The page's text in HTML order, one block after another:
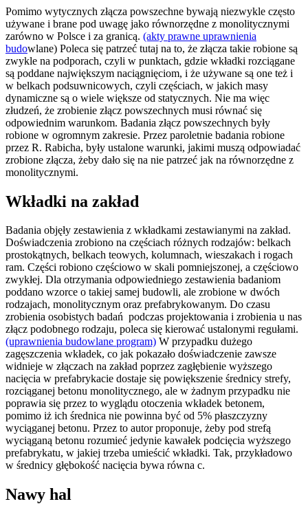
Pomimo wytycznych złącza powszechne bywają niezwykle często
używane i brane pod uwagę jako równorzędne z monolitycznymi
zarówno w Polsce i za granicą. (akty prawne uprawnienia
budowlane) Poleca się patrzeć tutaj na to, że złącza takie robione są
zwykle na podporach, czyli w punktach, gdzie wkładki rozciągane
są poddane największym naciągnięciom, i że używane są one też i
w belkach podsuwnicowych, czyli częściach, w jakich masy
dynamiczne są o wiele większe od statycznych. Nie ma więc
złudzeń, że zrobienie złącz powszechnych musi równać się
odpowiednim warunkom. Badania złącz powszechnych były
robione w ogromnym zakresie. Przez paroletnie badania robione
przez R. Rabicha, były ustalone warunki, jakimi muszą odpowiadać
zrobione złącza, żeby dało się na nie patrzeć jak na równorzędne z
monolitycznymi.
Wkładki na zakład
Badania objęły zestawienia z wkładkami zestawianymi na zakład.
Doświadczenia zrobiono na częściach różnych rodzajów: belkach
prostokątnych, belkach teowych, kolumnach, wieszakach i rogach
ram. Części robiono częściowo w skali pomniejszonej, a częściowo
zwykłej. Dla otrzymania odpowiedniego zestawienia badaniom
poddano wzorce o takiej samej budowli, ale zrobione w dwóch
rodzajach, monolitycznym oraz prefabrykowanym. Do czasu
zrobienia osobistych badań podczas projektowania i zrobienia u nas
złącz podobnego rodzaju, poleca się kierować ustalonymi regułami.
(uprawnienia budowlane program) W przypadku dużego
zagęszczenia wkładek, co jak pokazało doświadczenie zawsze
widnieje w złączach na zakład poprzez zagłębienie wyższego
nacięcia w prefabrykacie dostaje się powiększenie średnicy strefy,
rozciąganej betonu monolitycznego, ale w żadnym przypadku nie
poprawia się przez to wyglądu otoczenia wkładek betonem,
pomimo iż ich średnica nie powinna być od 5% płaszczyzny
wyciąganej betonu. Przez to autor proponuje, żeby pod strefą
wyciąganą betonu rozumieć jedynie kawałek podcięcia wyższego
prefabrykatu, w jakiej trzeba umieścić wkładki. Tak, przykładowo
w średnicy głębokość nacięcia bywa równa c.
Nawy hal